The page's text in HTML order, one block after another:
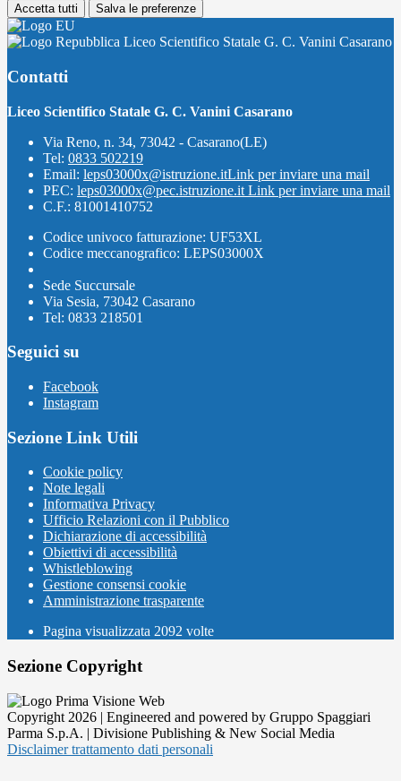
Accetta tutti Salva le preferenze
Liceo Scientifico Statale G. C. Vanini Casarano
Contatti
Liceo Scientifico Statale G. C. Vanini Casarano
Via Reno, n. 34, 73042 - Casarano(LE)
Tel: 0833 502219
Email: leps03000x@istruzione.itLink per inviare una mail
PEC: leps03000x@pec.istruzione.it Link per inviare una mail
C.F.: 81001410752
Codice univoco fatturazione: UF53XL
Codice meccanografico: LEPS03000X
Sede Succursale
Via Sesia, 73042 Casarano
Tel: 0833 218501
Seguici su
Facebook
Instagram
Sezione Link Utili
Cookie policy
Note legali
Informativa Privacy
Ufficio Relazioni con il Pubblico
Dichiarazione di accessibilità
Obiettivi di accessibilità
Whistleblowing
Gestione consensi cookie
Amministrazione trasparente
Pagina visualizzata 2092 volte
Sezione Copyright
Copyright 2026 | Engineered and powered by Gruppo Spaggiari
Parma S.p.A. | Divisione Publishing & New Social Media
Disclaimer trattamento dati personali